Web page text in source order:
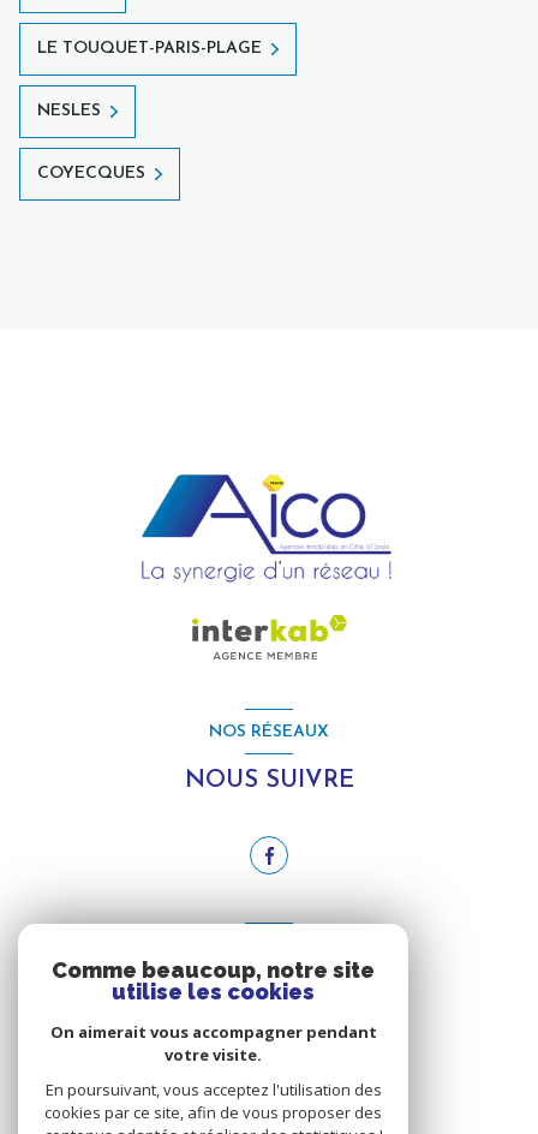
LE TOUQUET-PARIS-PLAGE
NESLES
COYECQUES
NOS RÉSEAUX
NOUS SUIVRE
NOUS ADHÉRONS
Comme beaucoup, notre site
utilise les cookies
On aimerait vous accompagner pendant
votre visite.
En poursuivant, vous acceptez l'utilisation des
cookies par ce site, afin de vous proposer des